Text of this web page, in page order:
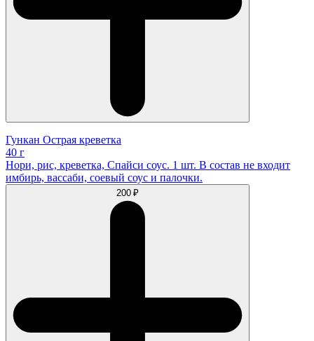
Гункан Острая креветка
40 г
Нори, рис, креветка, Спайси соус. 1 шт. В состав не входит
имбирь, вассаби, соевый соус и палочки.
200 ₽